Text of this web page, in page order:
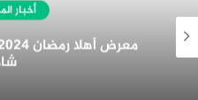
أخبار
غرفة المنيا
بمناسبة